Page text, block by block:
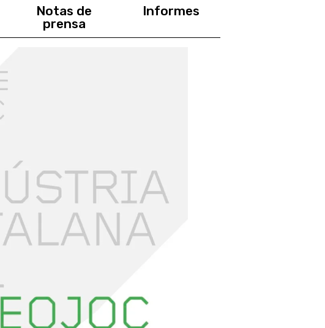
Notas de
prensa
Informes